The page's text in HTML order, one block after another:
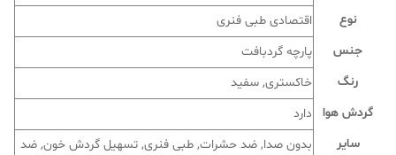
نوع
اقتصادی طبی فنری
جنس
پارچه گردبافت
رنگ
خاکستری, سفید
گردش هوا
دارد
سایر
بدون صدا, ضد حشرات, طبی فنری, تسهیل گردش خون, ضد